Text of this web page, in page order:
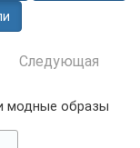
Следующая
модные образы